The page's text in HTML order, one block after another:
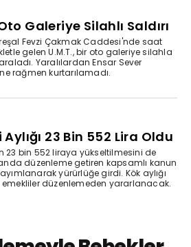
Galeriye Silahlı Saldırı
Fevzi Çakmak Caddesi'nde saat
gelen U.M.T., bir oto galeriye silahla
Yaralılardan Ensar Sever
rağmen kurtarılamadı.
23 Bin 552 Lira Oldu
23 bin 552 liraya yükseltilmesini de
düzenleme getiren kapsamlı kanun
yürürlüğe girdi. Kök aylığı
düzenlemeden yararlanacak.